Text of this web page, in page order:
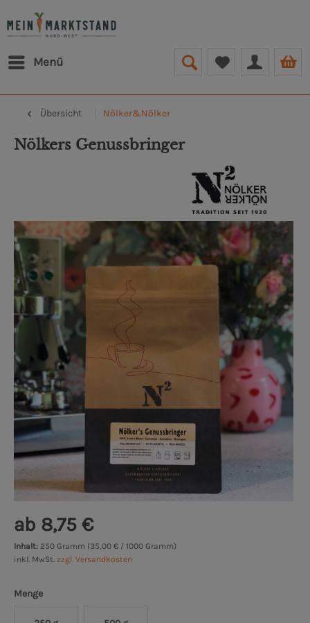
Menü
Übersicht Nölker&Nölker
Nölkers Genussbringer
ab 8,75 €
Inhalt: 250 Gramm (35,00 € / 1000 Gramm)
inkl. MwSt. zzgl. Versandkosten
Menge